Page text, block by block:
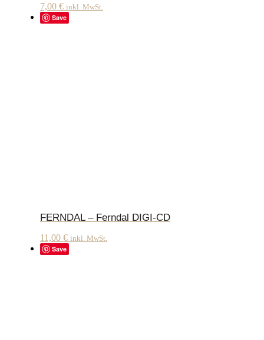
7,00 € inkl. MwSt.
Save
FERNDAL – Ferndal DIGI-CD
11,00 € inkl. MwSt.
Save